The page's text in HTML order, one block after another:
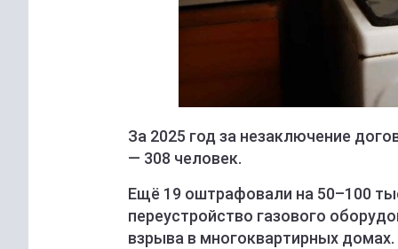
За 2025 год за незаключение
— 308 человек.
Ещё 19 оштрафовали на 50–100
переустройство газового
взрыва в многоквартирных домах.